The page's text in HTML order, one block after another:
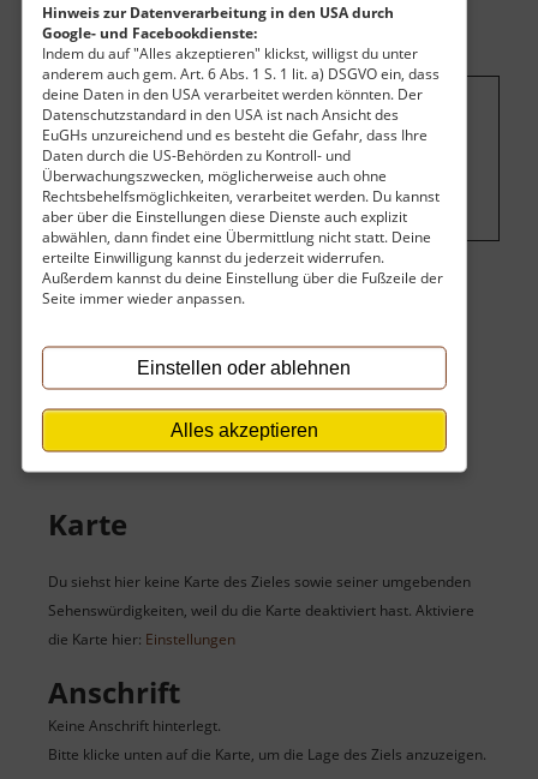
Hinweis zur Datenverarbeitung in den USA durch
Google- und Facebookdienste:
Indem du auf "Alles akzeptieren" klickst, willigst du unter
anderem auch gem. Art. 6 Abs. 1 S. 1 lit. a) DSGVO ein, dass
deine Daten in den USA verarbeitet werden könnten. Der
Datenschutzstandard in den USA ist nach Ansicht des
EuGHs unzureichend und es besteht die Gefahr, dass Ihre
Daten durch die US-Behörden zu Kontroll- und
Überwachungszwecken, möglicherweise auch ohne
Rechtsbehelfsmöglichkeiten, verarbeitet werden. Du kannst
aber über die Einstellungen diese Dienste auch explizit
abwählen, dann findet eine Übermittlung nicht statt. Deine
erteilte Einwilligung kannst du jederzeit widerrufen.
Außerdem kannst du deine Einstellung über die Fußzeile der
Seite immer wieder anpassen.
Einstellen oder ablehnen
Alles akzeptieren
Um dieses Projekt zu finanzieren, wird
hier Werbung eingeblendet.
Einstellungen ändern.
Eintritt
Der Eintritt ist kostenlos.
Keine Angaben vorhanden.
Karte
Du siehst hier keine Karte des Zieles sowie seiner umgebenden
Sehenswürdigkeiten, weil du die Karte deaktiviert hast. Aktiviere
die Karte hier: Einstellungen
Anschrift
Keine Anschrift hinterlegt.
Bitte klicke unten auf die Karte, um die Lage des Ziels anzuzeigen.